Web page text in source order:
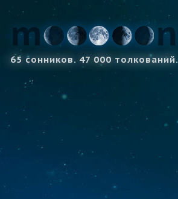
65 сонников. 47 000 толкований.